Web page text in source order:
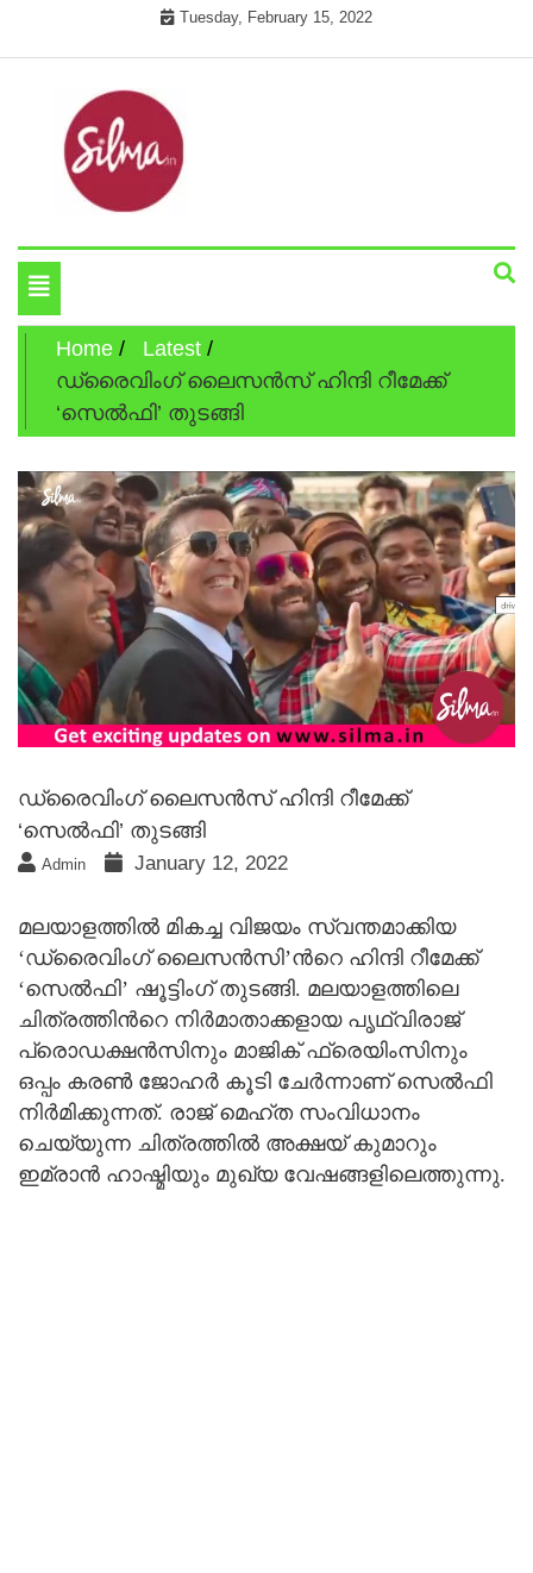
Tuesday, February 15, 2022
Silma.in
Toggle
navigation
Home
Latest
ഡ്രൈവിംഗ് ലൈസന്‍സ് ഹിന്ദി റീമേക്ക്
‘സെല്‍ഫി’ തുടങ്ങി
ഡ്രൈവിംഗ് ലൈസന്‍സ് ഹിന്ദി റീമേക്ക്
‘സെല്‍ഫി’ തുടങ്ങി
Admin January 12, 2022
മലയാളത്തില്‍ മികച്ച വിജയം സ്വന്തമാക്കിയ
‘ഡ്രൈവിംഗ് ലൈസന്‍സി’ന്‍റെ ഹിന്ദി റീമേക്ക്
‘സെല്‍ഫി’ ഷൂട്ടിംഗ് തുടങ്ങി. മലയാളത്തിലെ
ചിത്രത്തിന്‍റെ നിര്‍മാതാക്കളായ പൃഥ്വിരാജ്
പ്രൊഡക്ഷന്‍സിനും മാജിക് ഫ്രെയിംസിനും
ഒപ്പം കരണ്‍ ജോഹര്‍ കൂടി ചേര്‍ന്നാണ് സെല്‍ഫി
നിര്‍മിക്കുന്നത്. രാജ് മെഹ്ത സംവിധാനം
ചെയ്യുന്ന ചിത്രത്തില്‍ അക്ഷയ് കുമാറും
ഇമ്രാന്‍ ഹാഷ്മിയും മുഖ്യ വേഷങ്ങളിലെത്തുന്നു.